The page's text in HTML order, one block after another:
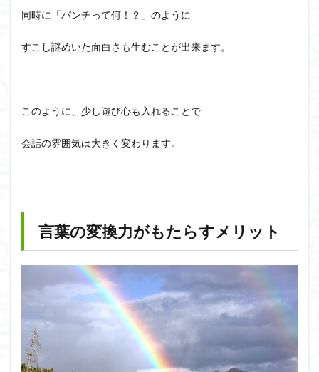
同時に「パンチって何！？」のように
すこし謎めいた面白さも生むことが出来ます。
このように、少し遊び心も入れることで
会話の雰囲気は大きく変わります。
言葉の変換力がもたらすメリット